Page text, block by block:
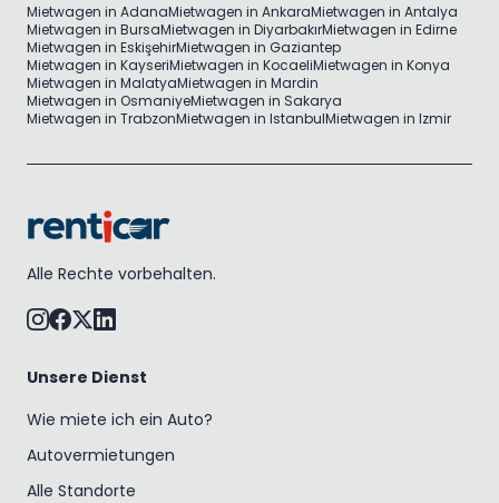
Mietwagen in AdanaMietwagen in AnkaraMietwagen in Antalya
Mietwagen in BursaMietwagen in DiyarbakırMietwagen in Edirne
Mietwagen in EskişehirMietwagen in Gaziantep
Mietwagen in KayseriMietwagen in KocaeliMietwagen in Konya
Mietwagen in MalatyaMietwagen in Mardin
Mietwagen in OsmaniyeMietwagen in Sakarya
Mietwagen in TrabzonMietwagen in IstanbulMietwagen in Izmir
Alle Rechte vorbehalten.
Unsere Dienst
Wie miete ich ein Auto?
Autovermietungen
Alle Standorte